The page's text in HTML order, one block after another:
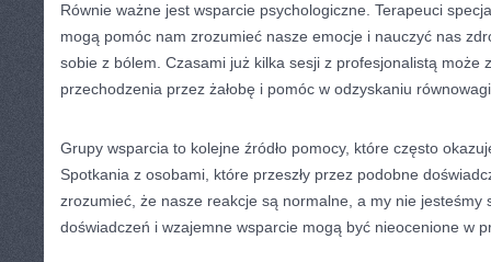
Równie ważne jest wsparcie psychologiczne. Terapeuci
mogą pomóc nam zrozumieć nasze emocje i nauczyć nas
sobie z bólem. Czasami już kilka sesji z profesjonalistą może
przechodzenia przez żałobę i pomóc w odzyskaniu
Grupy wsparcia to kolejne źródło pomocy, które często
Spotkania z osobami, które przeszły przez podobne
zrozumieć, że nasze reakcje są normalne, a my nie jesteśmy
doświadczeń i wzajemne wsparcie mogą być nieocenione w